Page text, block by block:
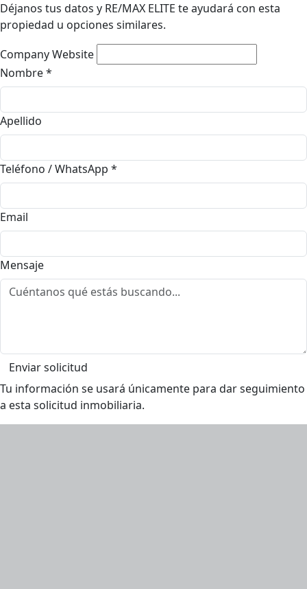
Déjanos tus datos y RE/MAX ELITE te ayudará con esta
propiedad u opciones similares.
Company Website
Nombre*
Apellido
Teléfono / WhatsApp *
Email
Mensaje
Enviar solicitud
Tu información se usará únicamente para dar seguimiento
a esta solicitud inmobiliaria.